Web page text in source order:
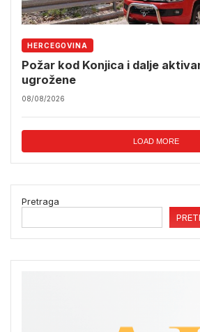
HERCEGOVINA
Požar kod Konjica i dalje
ugrožene
08/08/2026
LOAD MORE
Pretraga